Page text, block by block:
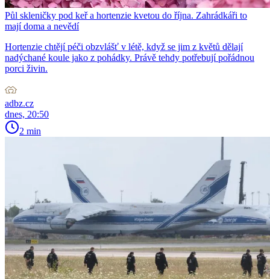
Půl skleničky pod keř a hortenzie kvetou do října. Zahrádkáři to
mají doma a nevědí
Hortenzie chtějí péči obzvlášť v létě, když se jim z květů dělají
nadýchané koule jako z pohádky. Právě tehdy potřebují pořádnou
porci živin.
adbz.cz
dnes, 20:50
2 min